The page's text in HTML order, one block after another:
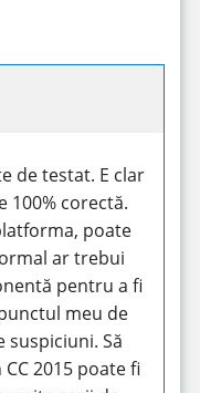
de testat. E clar
100% corectă.
poate
ar trebui
pentru a fi
meu de
suspiciuni. Să
2015 poate fi